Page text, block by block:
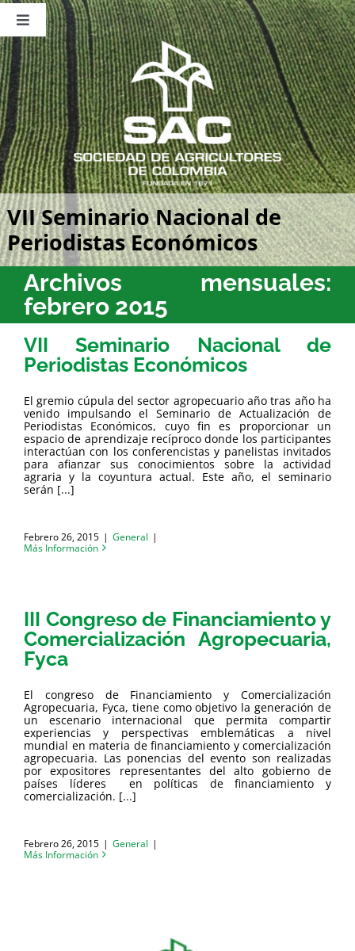
Saltar
contenido
Toggle
Navigation
Nosotros
Publicaciones
Sala de Prensa
Eventos
VII Seminario Nacional de
Periodistas Económicos
Archivos mensuales:
febrero 2015
VII Seminario Nacional de
Periodistas Económicos
El gremio cúpula del sector agropecuario año tras año ha
venido impulsando el Seminario de Actualización de
Periodistas Económicos, cuyo fin es proporcionar un
espacio de aprendizaje recíproco donde los participantes
interactúan con los conferencistas y panelistas invitados
para afianzar sus conocimientos sobre la actividad
agraria y la coyuntura actual. Este año, el seminario
serán [...]
Febrero 26, 2015 | General |
Más Información
III Congreso de Financiamiento y
Comercialización Agropecuaria,
Fyca
El congreso de Financiamiento y Comercialización
Agropecuaria, Fyca, tiene como objetivo la generación de
un escenario internacional que permita compartir
experiencias y perspectivas emblemáticas a nivel
mundial en materia de financiamiento y comercialización
agropecuaria. Las ponencias del evento son realizadas
por expositores representantes del alto gobierno de
países líderes en políticas de financiamiento y
comercialización. [...]
Febrero 26, 2015 | General |
Más Información